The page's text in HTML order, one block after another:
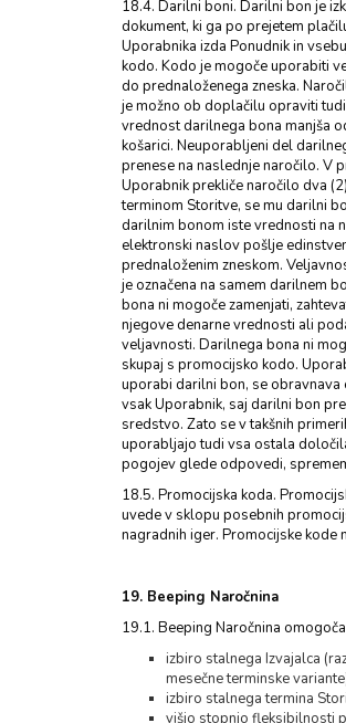
18.4. Darilni boni. Darilni bon je
dokument, ki ga po prejetem
Uporabnika izda Ponudnik in
kodo. Kodo je mogoče uporabiti
do prednaloženega zneska.
je možno ob doplačilu opraviti
vrednost darilnega bona manjša
košarici. Neuporabljeni del
prenese na naslednje naročilo. V
Uporabnik prekliče naročilo dva
terminom Storitve, se mu darilni
darilnim bonom iste vrednosti na
elektronski naslov pošlje
prednaloženim zneskom.
je označena na samem darilnem
bona ni mogoče zamenjati,
njegove denarne vrednosti ali
veljavnosti. Darilnega bona ni
skupaj s promocijsko kodo.
uporabi darilni bon, se obravnava
vsak Uporabnik, saj darilni bon
sredstvo. Zato se v takšnih
uporabljajo tudi vsa ostala
pogojev glede odpovedi,
18.5. Promocijska koda.
uvede v sklopu posebnih
nagradnih iger. Promocijske kode
19. Beeping Naročnina
19.1. Beeping Naročnina
izbiro stalnega Izvajalca
mesečne terminske
izbiro stalnega termina
višjo stopnjo fleksibilnosti